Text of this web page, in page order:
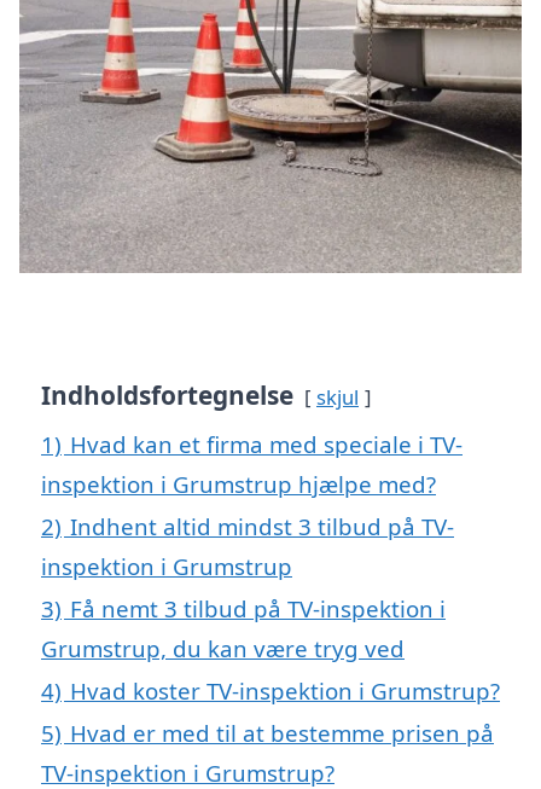
Indholdsfortegnelse skjul
1) Hvad kan et firma med speciale i TV-
inspektion i Grumstrup hjælpe med?
2) Indhent altid mindst 3 tilbud på TV-
inspektion i Grumstrup
3) Få nemt 3 tilbud på TV-inspektion i
Grumstrup, du kan være tryg ved
4) Hvad koster TV-inspektion i Grumstrup?
5) Hvad er med til at bestemme prisen på
TV-inspektion i Grumstrup?